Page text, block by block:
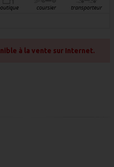
à la vente sur Internet.